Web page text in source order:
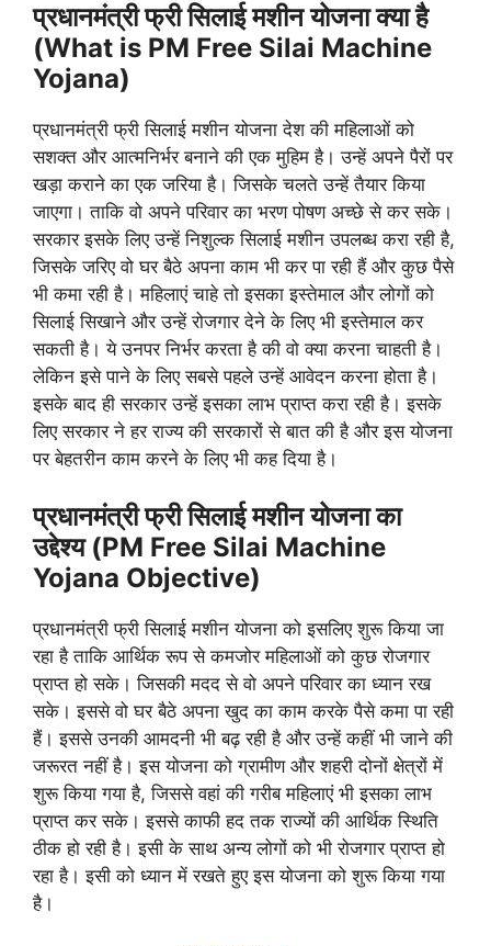
प्रधानमंत्री फ्री सिलाई मशीन योजना क्या है
(What is PM Free Silai Machine
Yojana)
प्रधानमंत्री फ्री सिलाई मशीन योजना देश की महिलाओं को
सशक्त और आत्मनिर्भर बनाने की एक मुहिम है। उन्हें अपने पैरों पर
खड़ा कराने का एक जरिया है। जिसके चलते उन्हें तैयार किया
जाएगा। ताकि वो अपने परिवार का भरण पोषण अच्छे से कर सके।
सरकार इसके लिए उन्हें निशुल्क सिलाई मशीन उपलब्ध करा रही है,
जिसके जरिए वो घर बैठे अपना काम भी कर पा रही हैं और कुछ पैसे
भी कमा रही है। महिलाएं चाहे तो इसका इस्तेमाल और लोगों को
सिलाई सिखाने और उन्हें रोजगार देने के लिए भी इस्तेमाल कर
सकती है। ये उनपर निर्भर करता है की वो क्या करना चाहती है।
लेकिन इसे पाने के लिए सबसे पहले उन्हें आवेदन करना होता है।
इसके बाद ही सरकार उन्हें इसका लाभ प्राप्त करा रही है। इसके
लिए सरकार ने हर राज्य की सरकारों से बात की है और इस योजना
पर बेहतरीन काम करने के लिए भी कह दिया है।
प्रधानमंत्री फ्री सिलाई मशीन योजना का
उद्देश्य (PM Free Silai Machine
Yojana Objective)
प्रधानमंत्री फ्री सिलाई मशीन योजना को इसलिए शुरू किया जा
रहा है ताकि आर्थिक रूप से कमजोर महिलाओं को कुछ रोजगार
प्राप्त हो सके। जिसकी मदद से वो अपने परिवार का ध्यान रख
सके। इससे वो घर बैठे अपना खुद का काम करके पैसे कमा पा रही
हैं। इससे उनकी आमदनी भी बढ़ रही है और उन्हें कहीं भी जाने की
जरूरत नहीं है। इस योजना को ग्रामीण और शहरी दोनों क्षेत्रों में
शुरू किया गया है, जिससे वहां की गरीब महिलाएं भी इसका लाभ
प्राप्त कर सके। इससे काफी हद तक राज्यों की आर्थिक स्थिति
ठीक हो रही है। इसी के साथ अन्य लोगों को भी रोजगार प्राप्त हो
रहा है। इसी को ध्यान में रखते हुए इस योजना को शुरू किया गया
है।